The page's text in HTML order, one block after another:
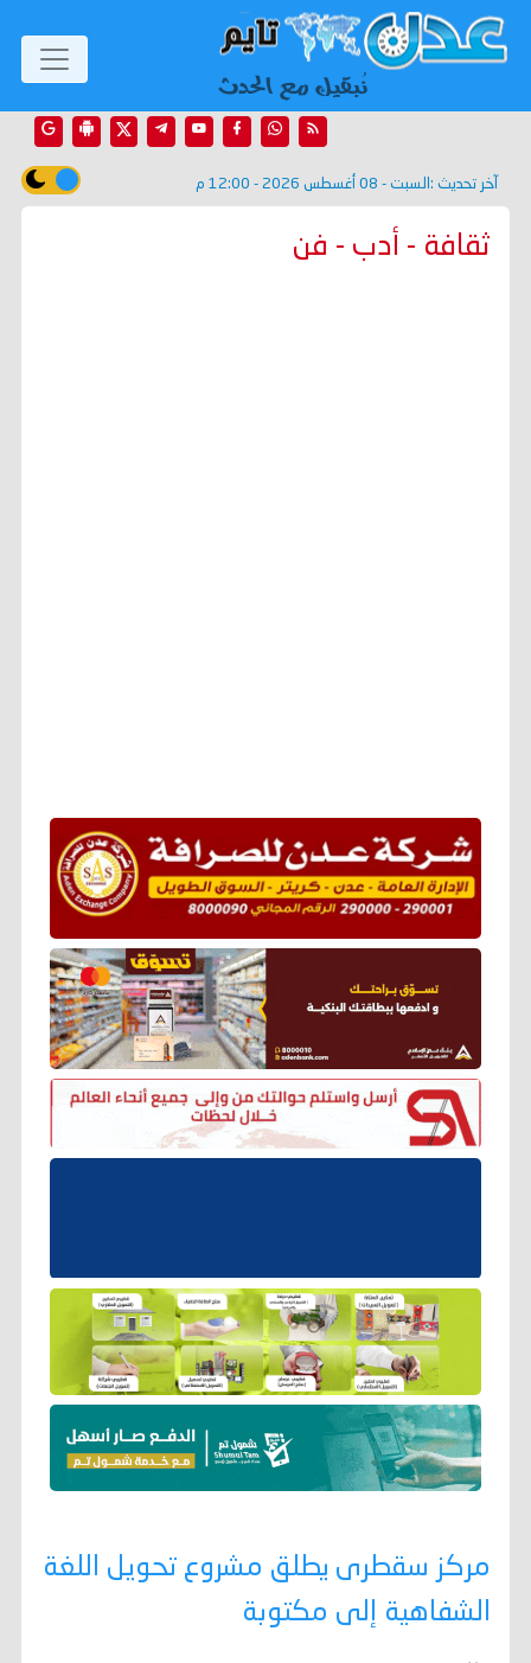
آخر تحديث : السبت - 08 أغسطس 2026 - 12:00 م
ثقافة - أدب - فن
مركز سقطرى يطلق مشروع تحويل اللغة
الشفاهية إلى مكتوبة